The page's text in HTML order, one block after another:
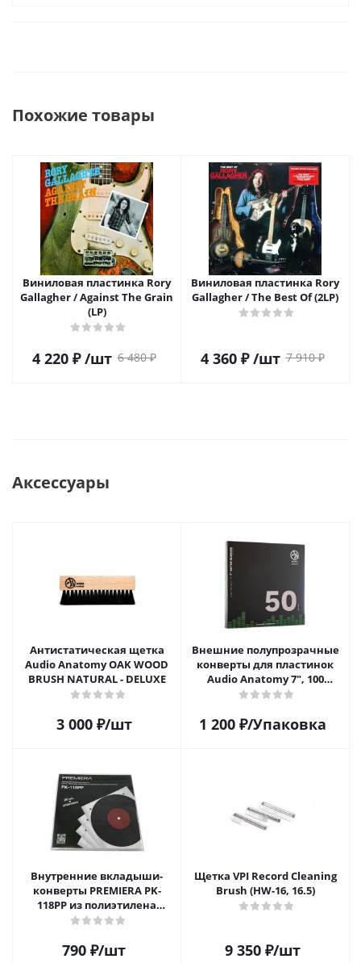
Похожие товары
Виниловая пластинка Rory
Gallagher / Against The Grain
(LP)
4 220₽ /шт 6 480₽
Виниловая пластинка Rory
Gallagher / The Best Of (2LP)
4 360₽ /шт 7 910₽
Аксессуары
Антистатическая щетка
Audio Anatomy OAK WOOD
BRUSH NATURAL - DELUXE
3 000₽/шт
Внешние полупрозрачные
конверты для пластинок
Audio Anatomy 7", 100
микрон, полиэтилен (50 шт)
1 200₽/Упаковка
Внутренние вкладыши-
конверты PREMIERA PK-
118PP из полиэтилена
высокой плотности для 12"
шт.
790 ₽/шт
Щетка VPI Record Cleaning
Brush (HW-16, 16.5)
9 350₽/шт